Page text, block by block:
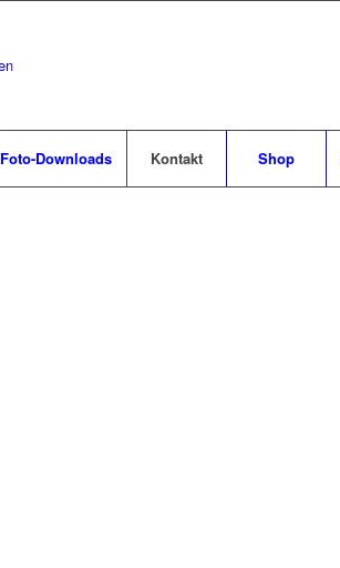
Foto-Downloads Kontakt Shop